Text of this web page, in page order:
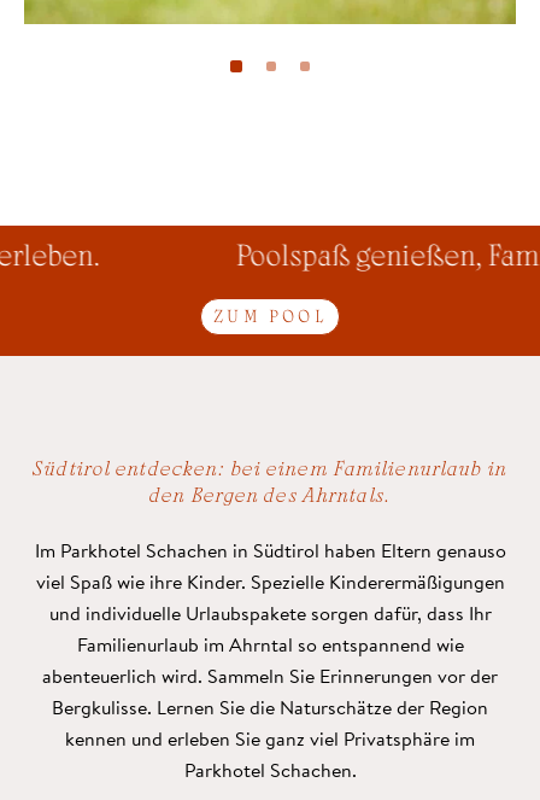
Poolspaß genießen,
ZUM POOL
Südtirol entdecken: bei einem Familienurlaub in
den Bergen des Ahrntals.
Im Parkhotel Schachen in Südtirol haben Eltern genauso
viel Spaß wie ihre Kinder. Spezielle Kinderermäßigungen
und individuelle Urlaubspakete sorgen dafür, dass Ihr
Familienurlaub im Ahrntal so entspannend wie
abenteuerlich wird. Sammeln Sie Erinnerungen vor der
Bergkulisse. Lernen Sie die Naturschätze der Region
kennen und erleben Sie ganz viel Privatsphäre im
Parkhotel Schachen.